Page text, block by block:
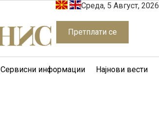
Среда, 5 Август, 2026
Претплати се
Сервисни информации Најнови вести